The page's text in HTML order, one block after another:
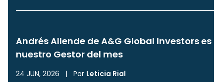
Andrés Allende de A&G Global Investors es
nuestro Gestor del mes
24 JUN, 2026 | Por Leticia Rial